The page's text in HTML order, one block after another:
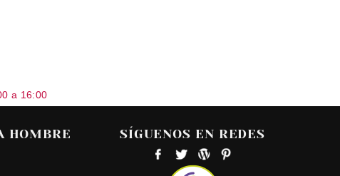
a 16:00
HOMBRE SÍGUENOS EN REDES